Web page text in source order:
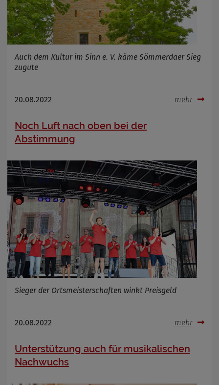
Auch dem Kultur im Sinn e. V. käme Sömmerdaer Sieg
zugute
20.08.2022 mehr
Noch Luft nach oben bei der
Abstimmung
Sieger der Ortsmeisterschaften winkt Preisgeld
20.08.2022 mehr
Unterstützung auch für musikalischen
Nachwuchs